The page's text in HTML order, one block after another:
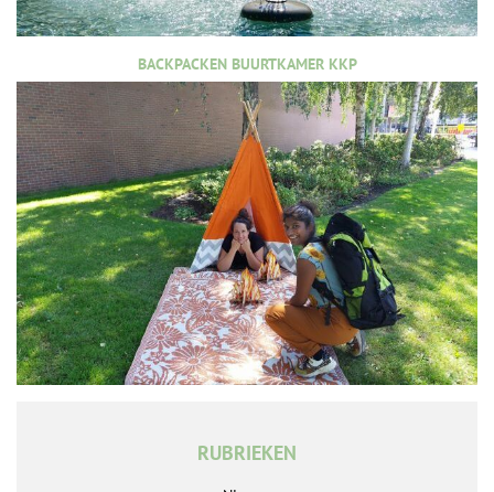
BACKPACKEN BUURTKAMER KKP
RUBRIEKEN